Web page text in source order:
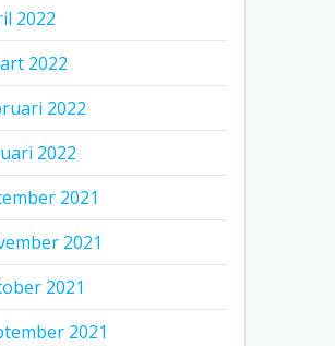
2022
2022
2022
2022
2021
2021
2021
2021